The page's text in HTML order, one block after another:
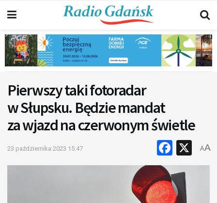
Pierwszy taki fotoradar
w Słupsku. Będzie mandat
za wjazd na czerwonym świetle
23 października 2023 15:47 X
AA